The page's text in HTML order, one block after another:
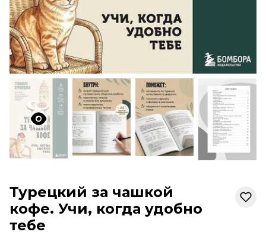
Турецкий за чашкой
кофе. Учи, когда удобно
тебе